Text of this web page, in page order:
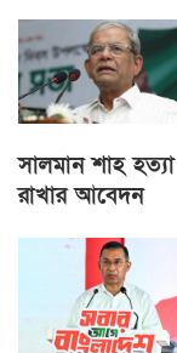
সালমান শাহ
রাখার আবেদন